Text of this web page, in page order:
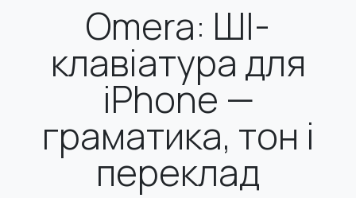
Omera: ШІ-
клавіатура для
iPhone —
граматика, тон і
переклад